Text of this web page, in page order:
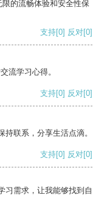
的流畅体验和安全性保
支持[0] 反对[0]
流学习心得。
支持[0] 反对[0]
联系，分享生活点滴。
支持[0] 反对[0]
习需求，让我能够找到自